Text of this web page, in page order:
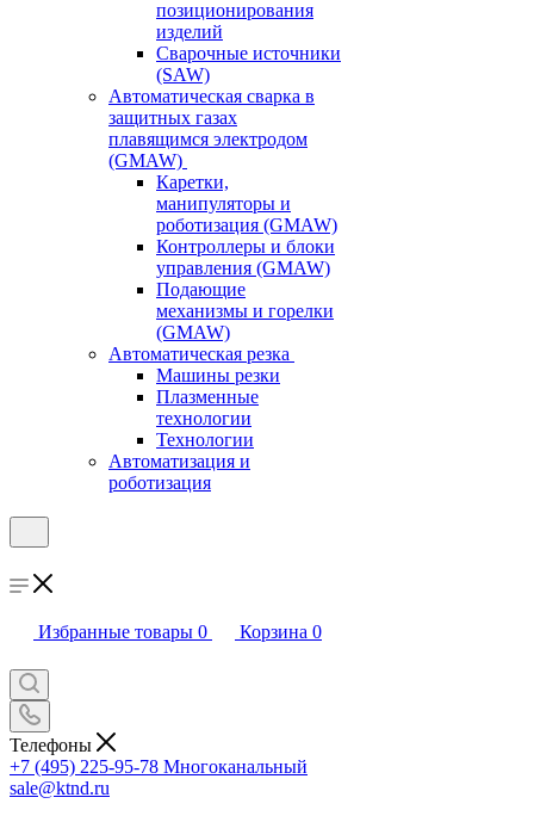
позиционирования
изделий
Сварочные источники
(SAW)
Автоматическая сварка в
защитных газах
плавящимся электродом
(GMAW)
Каретки,
манипуляторы и
роботизация (GMAW)
Контроллеры и блоки
управления (GMAW)
Подающие
механизмы и горелки
(GMAW)
Автоматическая резка
Машины резки
Плазменные
технологии
Технологии
Автоматизация и
роботизация
Избранные товары 0 Корзина 0
Телефоны
+7 (495) 225-95-78 Многоканальный
sale@ktnd.ru